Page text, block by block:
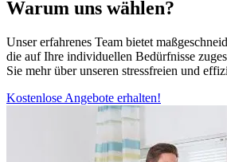
Warum uns wählen?
Unser erfahrenes Team bietet
die auf Ihre individuellen Bedürfnisse
Sie mehr über unseren stressfreien und
Kostenlose Angebote erhalten!